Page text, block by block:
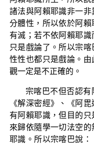
諸法與阿賴耶識非一
分體性，所以依於阿
有滅；若不依阿賴耶
只是戲論了。所以宗
性性也都只是戲論。
觀一定是不正確的。
宗喀巴不但否認有
《解深密經》、《阿
有阿賴耶識，但目的只
來歸依隨學一切法空
耶識。所以宗喀巴說